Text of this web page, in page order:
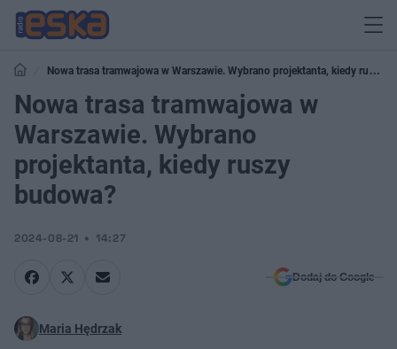
Nowa trasa tramwajowa w Warszawie. Wybrano projektanta, kiedy ruszy
budowa?
Nowa trasa tramwajowa w
Warszawie. Wybrano
projektanta, kiedy ruszy
budowa?
2024-08-21 14:27
Dodaj do Google
Maria Hędrzak